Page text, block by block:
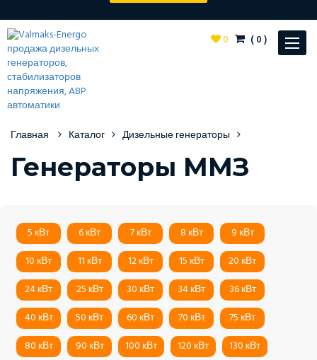
Toggle
0 (0)
Главная Каталог Дизельные генераторы
Генераторы ММЗ
5 кВт 6 кВт 7 кВт 8 кВт
9 кВт
10 кВт
11 кВт 12 кВт 15 кВт
20 кВт
24 кВт
25 кВт 30 кВт 34 кВт
36 кВт
40 кВт
50 кВт 60 кВт 70 кВт
75 кВт
80 кВт
90 кВт 100 кВт 120 кВт
130 кВт